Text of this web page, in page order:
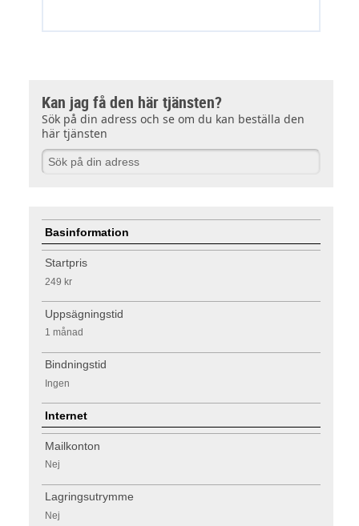
Kan jag få den här tjänsten?
Sök på din adress och se om du kan beställa den
här tjänsten
Basinformation
Startpris
249 kr
Uppsägningstid
1 månad
Bindningstid
Ingen
Internet
Mailkonton
Nej
Lagringsutrymme
Nej